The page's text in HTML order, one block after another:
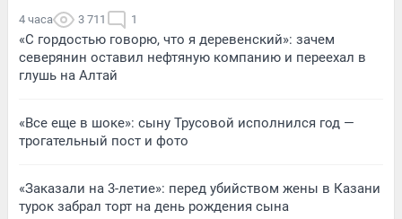
4 часа 3 711 1
«С гордостью говорю, что я деревенский»: зачем
северянин оставил нефтяную компанию и переехал в
глушь на Алтай
«Все еще в шоке»: сыну Трусовой исполнился год —
трогательный пост и фото
«Заказали на 3-летие»: перед убийством жены в Казани
турок забрал торт на день рождения сына